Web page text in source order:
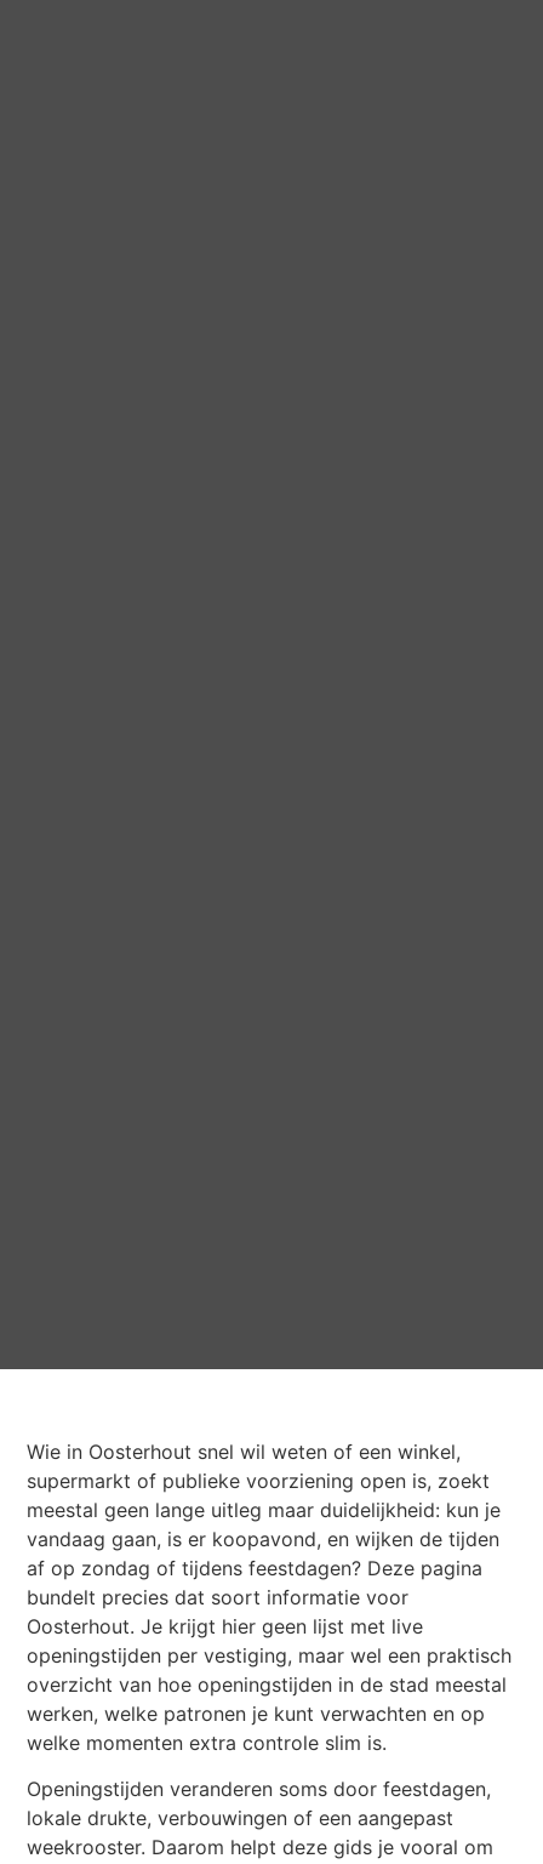
Wie in Oosterhout snel wil weten of een winkel,
supermarkt of publieke voorziening open is, zoekt
meestal geen lange uitleg maar duidelijkheid: kun je
vandaag gaan, is er koopavond, en wijken de tijden
af op zondag of tijdens feestdagen? Deze pagina
bundelt precies dat soort informatie voor
Oosterhout. Je krijgt hier geen lijst met live
openingstijden per vestiging, maar wel een praktisch
overzicht van hoe openingstijden in de stad meestal
werken, welke patronen je kunt verwachten en op
welke momenten extra controle slim is.
Openingstijden veranderen soms door feestdagen,
lokale drukte, verbouwingen of een aangepast
weekrooster. Daarom helpt deze gids je vooral om